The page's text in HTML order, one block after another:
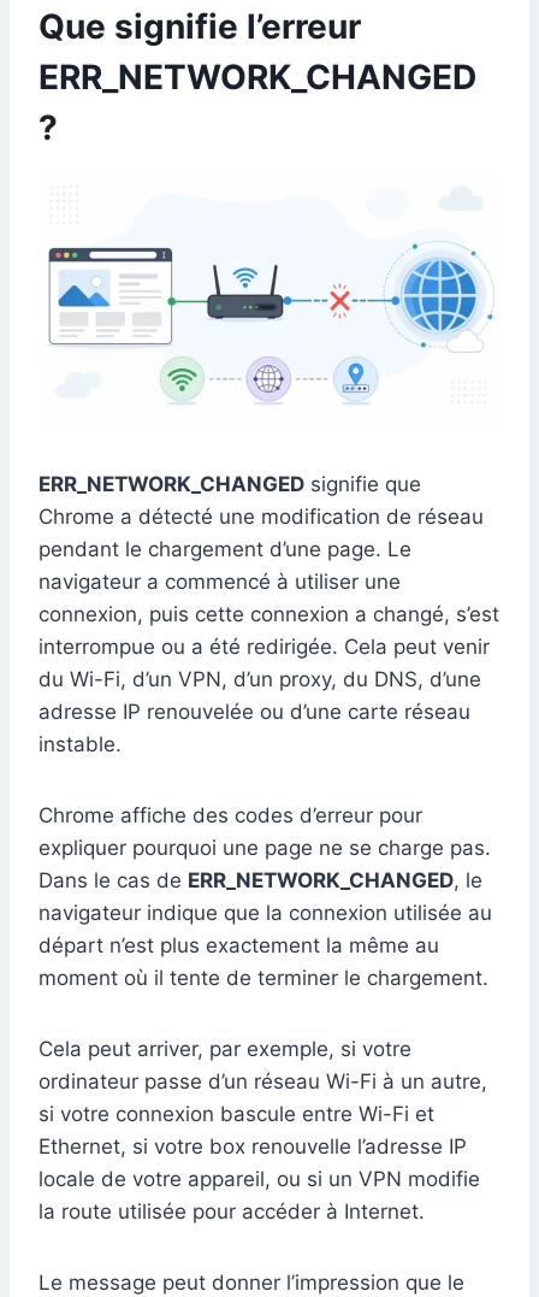
Que signifie l’erreur
ERR_NETWORK_CHANGED
?
ERR_NETWORK_CHANGED signifie que
Chrome a détecté une modification de réseau
pendant le chargement d’une page. Le
navigateur a commencé à utiliser une
connexion, puis cette connexion a changé, s’est
interrompue ou a été redirigée. Cela peut venir
du Wi-Fi, d’un VPN, d’un proxy, du DNS, d’une
adresse IP renouvelée ou d’une carte réseau
instable.
Chrome affiche des codes d’erreur pour
expliquer pourquoi une page ne se charge pas.
Dans le cas de ERR_NETWORK_CHANGED, le
navigateur indique que la connexion utilisée au
départ n’est plus exactement la même au
moment où il tente de terminer le chargement.
Cela peut arriver, par exemple, si votre
ordinateur passe d’un réseau Wi-Fi à un autre,
si votre connexion bascule entre Wi-Fi et
Ethernet, si votre box renouvelle l’adresse IP
locale de votre appareil, ou si un VPN modifie
la route utilisée pour accéder à Internet.
Le message peut donner l’impression que le